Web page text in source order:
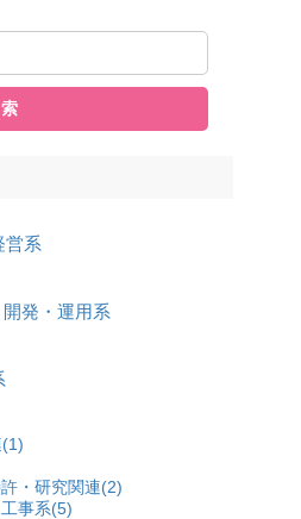
営系
発・運用系
(1)
・研究関連(2)
事系(5)